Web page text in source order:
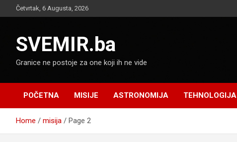
to
Četvrtak, 6 Augusta, 2026
SVEMIR.ba
Granice ne postoje za one koji ih ne vide
POČETNA MISIJE ASTRONOMIJA TEHNOLOGIJA
Home misija Page 2